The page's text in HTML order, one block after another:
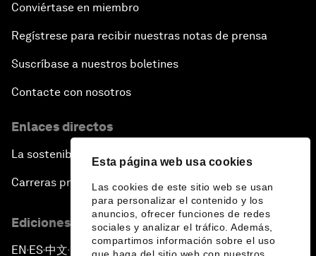
Esta página web usa cookies
Las cookies de este sitio web se usan
para personalizar el contenido y los
anuncios, ofrecer funciones de redes
sociales y analizar el tráfico. Además,
compartimos información sobre el uso
Conviértase en miembro
Regístrese para recibir nuestras notas de prensa
Suscríbase a nuestros boletines
Contacte con nosotros
Enlaces directos
La sostenibilidad en el Foro
Carreras profesionales
Ediciones en otros idiomas
EN ▪ES▪中文▪ 日本語